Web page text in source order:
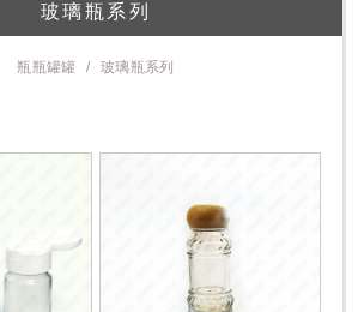
玻璃瓶系列
瓶瓶罐罐 玻璃瓶系列